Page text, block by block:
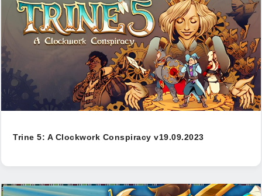
Trine 5: A Clockwork Conspiracy v19.09.2023